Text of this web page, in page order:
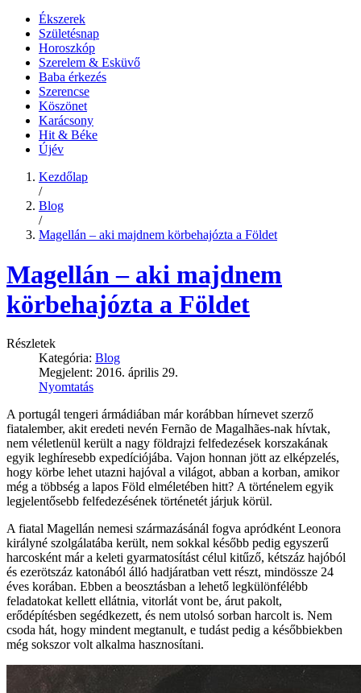
Ékszerek
Születésnap
Horoszkóp
Szerelem & Esküvő
Baba érkezés
Szerencse
Köszönet
Karácsony
Hit & Béke
Újév
Kezdőlap
/
Blog
/
Magellán – aki majdnem körbehajózta a Földet
Magellán – aki majdnem
körbehajózta a Földet
Részletek
Kategória: Blog
Megjelent: 2016. április 29.
Nyomtatás
A portugál tengeri ármádiában már korábban hírnevet szerző
fiatalember, akit eredeti nevén Fernão de Magalhães-nak hívtak,
nem véletlenül került a nagy földrajzi felfedezések korszakának
egyik leghíresebb expedíciójába. Vajon honnan jött az elképzelés,
hogy körbe lehet utazni hajóval a világot, abban a korban, amikor
még a többség a lapos Föld elméletében hitt? A történelem egyik
legjelentősebb felfedezésének történetét járjuk körül.
A fiatal Magellán nemesi származásánál fogva apródként Leonora
királyné szolgálatába került, nem sokkal később pedig egyszerű
harcosként már a keleti gyarmatosítást célul kitűző, kétszáz hajóból
és ezerötszáz katonából álló hadjáratban vett részt, mindössze 24
éves korában. Ebben a beosztásban a lehető legkülönfélébb
feladatokat kellett ellátnia, vitorlát vont be, árut pakolt,
erődépítésben segédkezett, és nem utolsó sorban harcolt is. Nem
csoda hát, hogy mindent megtanult, e tudást pedig a későbbiekben
még sokszor volt alkalma hasznosítani.